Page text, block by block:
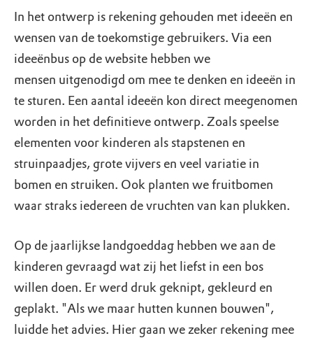
In het ontwerp is rekening gehouden met ideeën en
wensen van de toekomstige gebruikers. Via een
ideeënbus op de website hebben we
mensen uitgenodigd om mee te denken en ideeën in
te sturen. Een aantal ideeën kon direct meegenomen
worden in het definitieve ontwerp. Zoals speelse
elementen voor kinderen als stapstenen en
struinpaadjes, grote vijvers en veel variatie in
bomen en struiken. Ook planten we fruitbomen
waar straks iedereen de vruchten van kan plukken.
Op de jaarlijkse landgoeddag hebben we aan de
kinderen gevraagd wat zij het liefst in een bos
willen doen. Er werd druk geknipt, gekleurd en
geplakt. "Als we maar hutten kunnen bouwen",
luidde het advies. Hier gaan we zeker rekening mee